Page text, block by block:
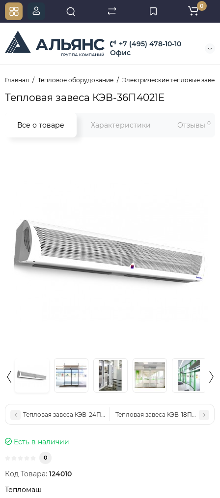
+7 (495) 478-10-10
Офис
0
Главная Тепловое оборудование Электрические тепловые
Тепловая завеса КЭВ-36П4021E
Все о товаре Характеристики Отзывы 0
Тепловая завеса КЭВ-24П4042EТепловая завеса КЭВ-18П4021E
Есть в наличии
0
Код Товара: 124010
Тепломаш